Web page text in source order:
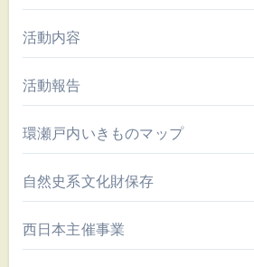
活動内容
活動報告
環瀬戸内いきものマップ
自然史系文化財保存
西日本主催事業